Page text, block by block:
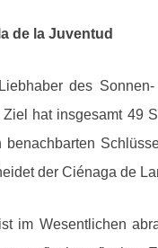
de la Juventud
des
hat insgesamt 49
der Ciénaga de
im Wesentlichen